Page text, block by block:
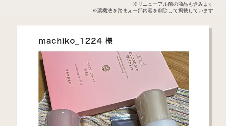
※リニューアル前の商品も含みます
※薬機法を踏まえ一部内容を削除して掲載しています